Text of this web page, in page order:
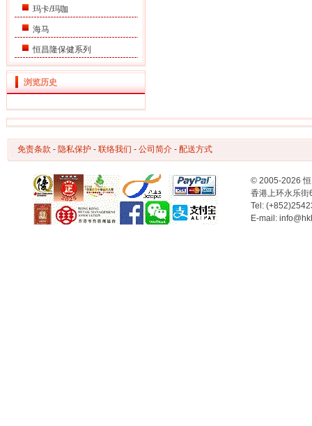
玛卡/玛咖
海马
恒昌隆保健系列
浏览历史
免责条款 - 隐私保护 - 联络我们 - 公司简介 - 配送方式
© 2005-2026 恒
香港上环永乐街
Tel:
E-mail: